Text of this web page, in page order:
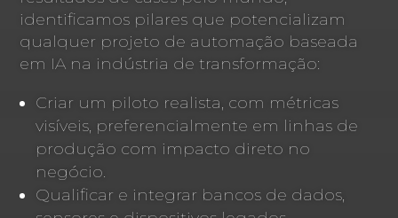
identificamos pilares que potencializam
qualquer projeto de automação baseada
em IA na indústria de transformação:
Criar um piloto realista, com métricas
visíveis, preferencialmente em linhas de
produção com impacto direto no
negócio.
Qualificar e integrar bancos de dados,